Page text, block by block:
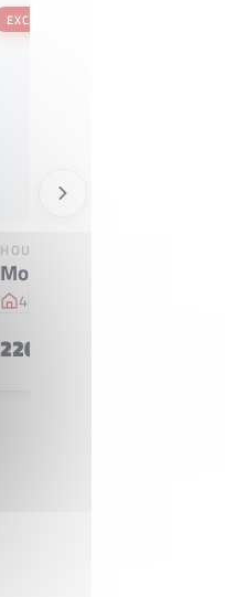
EXCLUSIVE
HOUSE
Montgeron
4
220 000 €